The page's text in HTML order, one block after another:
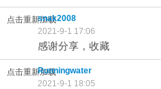
点击重新加载snak2008
2021-9-1 17:06
感谢分享，收藏
点击重新加载Runningwater
2021-9-1 18:05